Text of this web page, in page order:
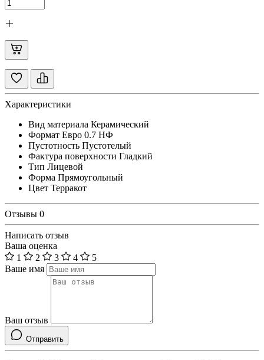
Характеристики
Вид материала Керамический
Формат Евро 0.7 НФ
Пустотность Пустотелый
Фактура поверхности Гладкий
Тип Лицевой
Форма Прямоугольный
Цвет Терракот
Отзывы 0
Написать отзыв
Ваша оценка
1
2 3 4
5
Ваше имя
Ваш отзыв
Отправить